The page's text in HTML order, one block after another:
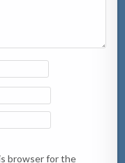
browser for the